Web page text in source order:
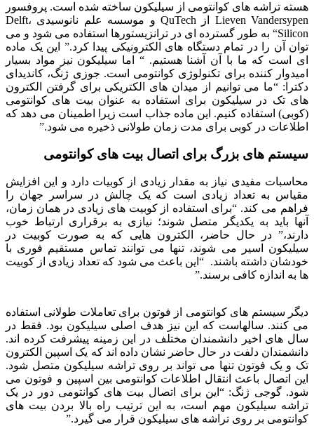
هسته تراشه های کوانتومی از سیلیکون ساخته شده است. پروفسور
Lieven Vandersypen از QuTech و موسسه علم نانوسيدی Delft،
“Silicon به طور گسترده ای در ترانزیستورها استفاده می شود و می
توان آن را در تمام دستگاه های الکترونیکی پیدا کرد.” این یک ماده
ای است که ما با آن آشنا هستیم. “
اما سیلیکون نیز مواد بسیار
امیدوار کننده برای تکنولوژی کوانتومی است. جوزی ژنگ، کاندیدای
دکترا: “ما می توانیم از میدان های الکتریکی برای گرفتن الکترون
های تک در سیلیکون برای استفاده به عنوان بیت های کوانتومی
(کوبی) استفاده کنیم. این ماده جذاب است زیرا اطمینان می دهد که
اطلاعات در کوبی برای مدت زمان طولانی ذخیره می شود.”
سیستم های بزرگ برای اتصال بیت های کوانتومی
محاسبات مفیدی نیاز به مقدار زیادی از کوبیات دارد و این افزایش
مقیاس به تعداد زیادی است که یک چالش در سراسر جهان را
فراهم می کند. “برای استفاده از کوبیت های زیادی در همان زمان،
آنها باید به یکدیگر متصل شوند؛ نیازی به برقراری ارتباط خوب
دارند،” در حال حاضر، الکترون هایی که به صورت کوبیت در
سیلیکون اسیر می شوند، تنها می توانند تماس مستقیم فوری با
خودشان داشته باشند. “این باعث می شود که تعداد زیادی از کوبیت
ها به اندازه کافی برسند.”
دیگر سیستم های کوانتومی از فوتون برای تعاملات طولانی استفاده
می کنند. سالهاست که این نیز هدف اصلی سیلیکون بود. فقط در
سال های اخیر دانشمندان مختلف در این زمینه پیشرفت کرده اند.
دانشمندان دلفت در حال حاضر نشان داده اند که یک اسپین الکترون
تک و یک فوتون تنها می تواند بر روی تراشه سیلیکون متصل شود.
این اتصال باعث انتقال اطلاعات کوانتومی بین اسپین و فوتون می
شود. گوجی ژنگ: “این برای اتصال بیت های کوانتومی دور در یک
تراشه سیلیکون مهم است، به این ترتیب راه بالا بردن بیت های
کوانتومی بر روی تراشه های سیلیکون قرار می گیرد.”